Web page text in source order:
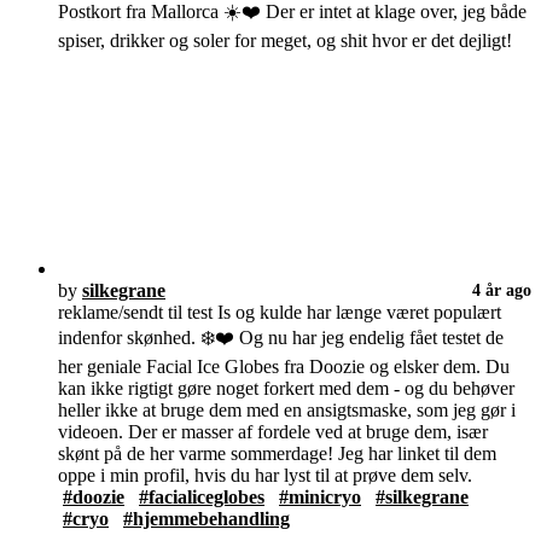
Postkort fra Mallorca ☀️❤️ Der er intet at klage over, jeg både
spiser, drikker og soler for meget, og shit hvor er det dejligt!
by silkegrane 4 år ago
reklame/sendt til test Is og kulde har længe været populært
indenfor skønhed. ❄️❤️ Og nu har jeg endelig fået testet de
her geniale Facial Ice Globes fra Doozie og elsker dem. Du
kan ikke rigtigt gøre noget forkert med dem - og du behøver
heller ikke at bruge dem med en ansigtsmaske, som jeg gør i
videoen. Der er masser af fordele ved at bruge dem, især
skønt på de her varme sommerdage! Jeg har linket til dem
oppe i min profil, hvis du har lyst til at prøve dem selv.
#doozie
#facialiceglobes #minicryo
#silkegrane
#cryo
#hjemmebehandling